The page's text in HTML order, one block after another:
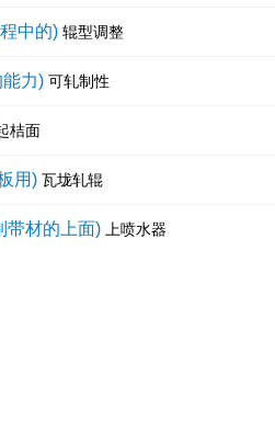
中的) 辊型调整
力) 可轧制性
桔面
用) 瓦垅轧辊
带材的上面) 上喷水器